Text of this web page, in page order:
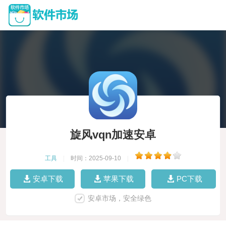
旋风vqn加速安卓
工具 时间：2025-09-10
安卓下载 苹果下载 PC下载
安卓市场，安全绿色